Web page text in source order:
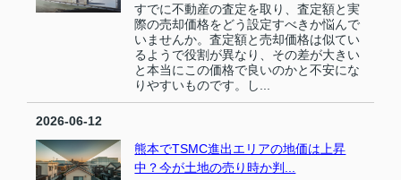
すでに不動産の査定を取り、査定額と実
際の売却価格をどう設定すべきか悩んで
いませんか。査定額と売却価格は似てい
るようで役割が異なり、その差が大きい
と本当にこの価格で良いのかと不安にな
りやすいものです。し...
2026-06-12
熊本でTSMC進出エリアの地価は上昇
中？今が土地の売り時か判...